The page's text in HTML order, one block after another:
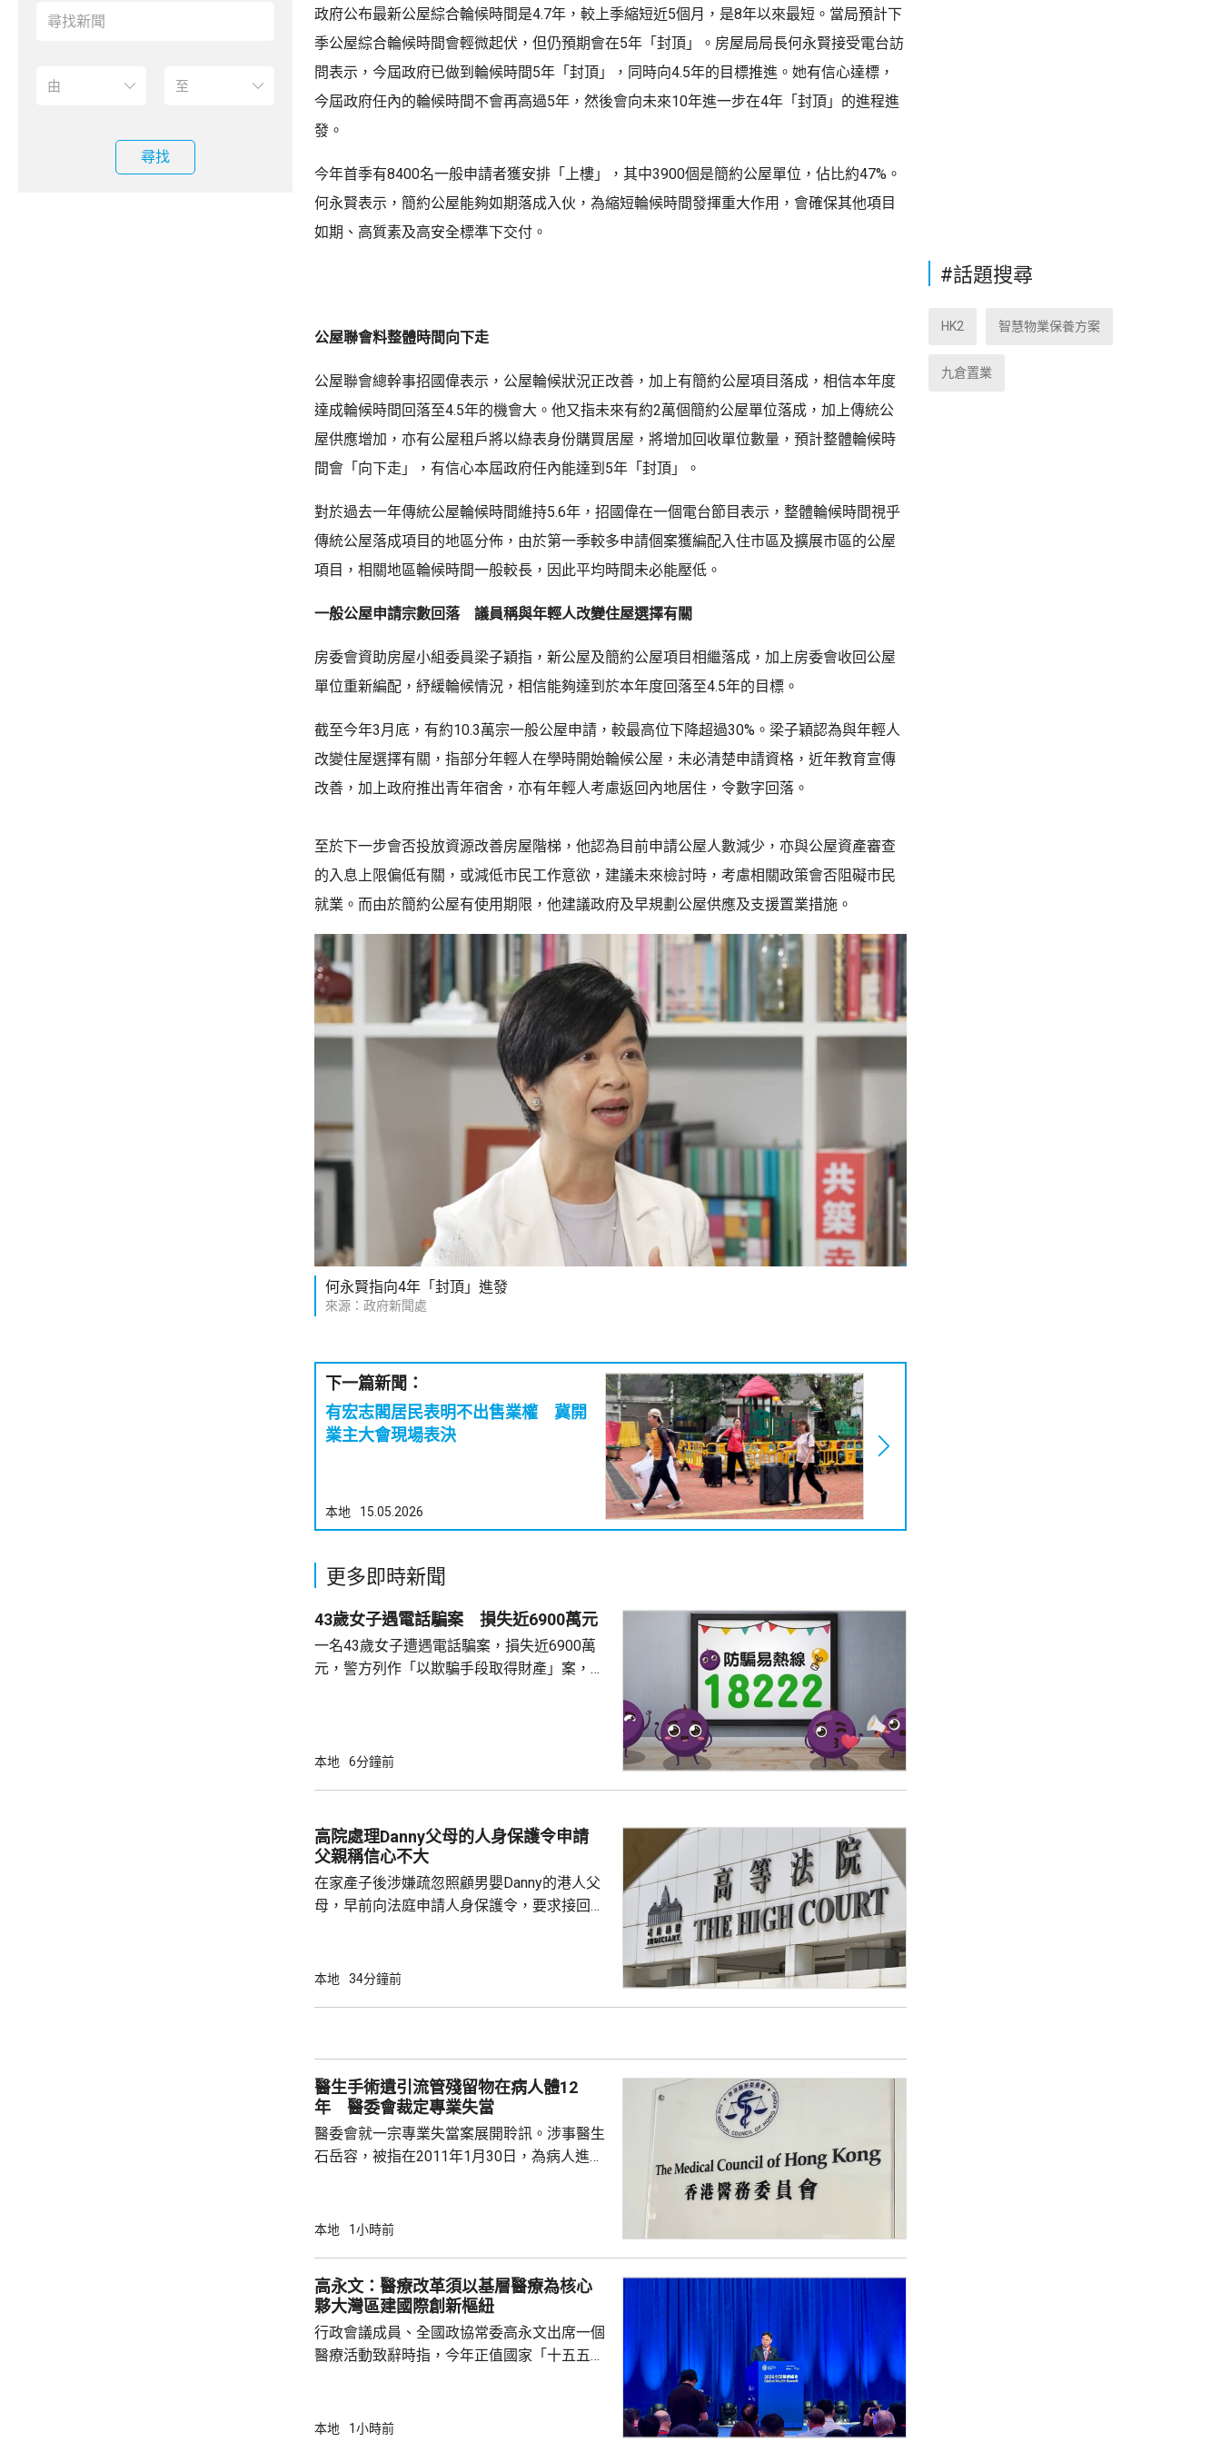
尋找
政府公布最新公屋綜合輪候時間是4.7年，較上季縮短近5個月，是8年以來最短。當局預計下
季公屋綜合輪候時間會輕微起伏，但仍預期會在5年「封頂」。房屋局局長何永賢接受電台訪
問表示，今屆政府已做到輪候時間5年「封頂」，同時向4.5年的目標推進。她有信心達標，
今屆政府任內的輪候時間不會再高過5年，然後會向未來10年進一步在4年「封頂」的進程進
發。
今年首季有8400名一般申請者獲安排「上樓」，其中3900個是簡約公屋單位，佔比約47%。
何永賢表示，簡約公屋能夠如期落成入伙，為縮短輪候時間發揮重大作用，會確保其他項目
如期、高質素及高安全標準下交付。
公屋聯會料整體時間向下走
公屋聯會總幹事招國偉表示，公屋輪候狀況正改善，加上有簡約公屋項目落成，相信本年度
達成輪候時間回落至4.5年的機會大。他又指未來有約2萬個簡約公屋單位落成，加上傳統公
屋供應增加，亦有公屋租戶將以綠表身份購買居屋，將增加回收單位數量，預計整體輪候時
間會「向下走」，有信心本屆政府任內能達到5年「封頂」。
對於過去一年傳統公屋輪候時間維持5.6年，招國偉在一個電台節目表示，整體輪候時間視乎
傳統公屋落成項目的地區分佈，由於第一季較多申請個案獲編配入住市區及擴展市區的公屋
項目，相關地區輪候時間一般較長，因此平均時間未必能壓低。
一般公屋申請宗數回落 議員稱與年輕人改變住屋選擇有關
房委會資助房屋小組委員梁子穎指，新公屋及簡約公屋項目相繼落成，加上房委會收回公屋
單位重新編配，紓緩輪候情況，相信能夠達到於本年度回落至4.5年的目標。
截至今年3月底，有約10.3萬宗一般公屋申請，較最高位下降超過30%。梁子穎認為與年輕人
改變住屋選擇有關，指部分年輕人在學時開始輪候公屋，未必清楚申請資格，近年教育宣傳
改善，加上政府推出青年宿舍，亦有年輕人考慮返回內地居住，令數字回落。
至於下一步會否投放資源改善房屋階梯，他認為目前申請公屋人數減少，亦與公屋資產審查
的入息上限偏低有關，或減低市民工作意欲，建議未來檢討時，考慮相關政策會否阻礙市民
就業。而由於簡約公屋有使用期限，他建議政府及早規劃公屋供應及支援置業措施。
何永賢指向4年「封頂」進發
來源：政府新聞處
下一篇新聞：
有宏志閣居民表明不出售業權 冀開
業主大會現場表決
本地 15.05.2026
更多即時新聞
43歲女子遇電話騙案 損失近6900萬元
一名43歲女子遭遇電話騙案，損失近6900萬
元，警方列作「以欺騙手段取得財產」案，暫
於上月2日至本月1日期間，先後轉賬約6894
本地 6分鐘前
高院處理Danny父母的人身保護令申請
父親稱信心不大
在家產子後涉嫌疏忽照顧男嬰Danny的港人父
母，早前向法庭申請人身保護令，要求接回被
示，懷著戰戰兢兢的心情應付審訊，信心不
子的健康每況愈下。
本地 34分鐘前
醫生手術遺引流管殘留物在病人體12
年 醫委會裁定專業失當
醫委會就一宗專業失當案展開聆訊。涉事醫生
石岳容，被指在2011年1月30日，為病人進行
乳房檢查時才發現，有三條引流管殘留物，遺
確保引流管已被完全拔除，亦應及時察覺引流
管長度有異，指石岳容的行為，低於合理預期
的專業標準。 辯...
本地 1小時前
高永文：醫療改革須以基層醫療為核心
夥大灣區建國際創新樞紐
行政會議成員、全國政協常委高永文出席一個
醫療活動致辭時指，今年正值國家「十五五」
他強調，面對人口老化挑戰，不能單靠興建醫
本地 1小時前
#話題搜尋
HK2 智慧物業保養方案
九倉置業